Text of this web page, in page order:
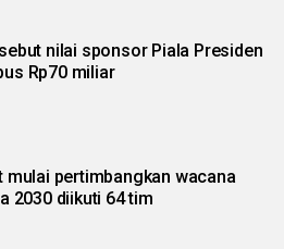
nilai sponsor Piala Presiden
Rp70 miliar
mulai pertimbangkan wacana
2030 diikuti 64 tim